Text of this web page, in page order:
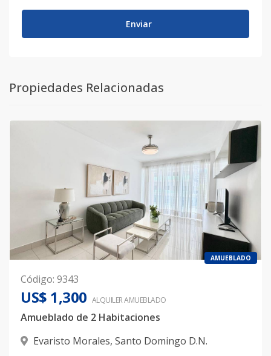
Enviar
Propiedades Relacionadas
AMUEBLADO
Código: 9343
US$ 1,300 ALQUILERAMUEBLADO
Amueblado de 2 Habitaciones
Evaristo Morales, Santo Domingo D.N.